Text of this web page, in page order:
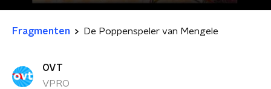
Fragmenten De Poppenspeler van Mengele
OVT
VPRO